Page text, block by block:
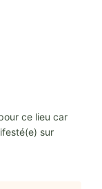
ce lieu car
sur